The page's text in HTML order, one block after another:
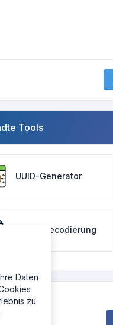
Tools
UUID-Generator
HTML-Decodierung
Daten
zu